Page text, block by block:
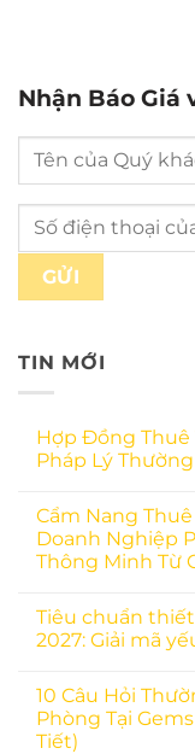
Nhận Báo Giá
TIN MỚI
Hợp Đồng Thuê
Pháp Lý
Cẩm Nang
Doanh Nghiệp
Thông Minh Từ
Tiêu chuẩn
2027: Giải mã
10 Câu Hỏi
Phòng Tại
Tiết)